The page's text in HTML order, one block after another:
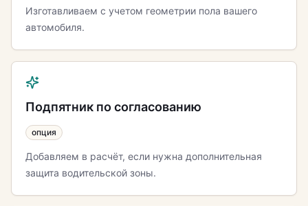
Изготавливаем с учетом геометрии пола вашего
автомобиля.
Подпятник по согласованию
опция
Добавляем в расчёт, если нужна дополнительная
защита водительской зоны.